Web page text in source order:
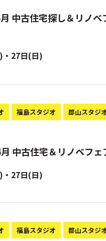
中古住宅探し＆リノベ
・27日(日)
福島スタジオ
郡山スタジ
中古住宅＆リノベフェ
・27日(日)
福島スタジオ
郡山スタジ